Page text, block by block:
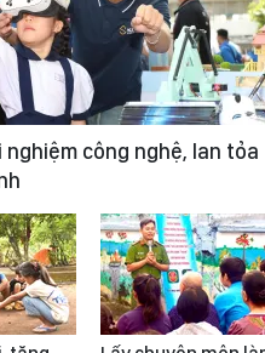
công nghệ, lan tỏa